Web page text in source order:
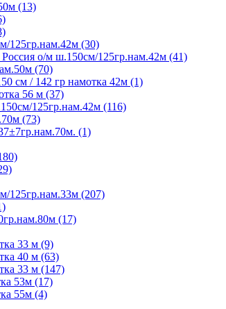
(13)
125гр.нам.42м (30)
о/м ш.150см/125гр.нам.42м (41)
(70)
см / 142 гр намотка 42м (1)
56 м (37)
125гр.нам.42м (116)
(73)
(1)
125гр.нам.33м (207)
(17)
33 м (9)
40 м (63)
33 м (147)
53м (17)
55м (4)